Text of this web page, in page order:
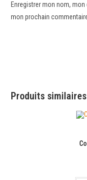
Enregistrer mon nom,
mon prochain
Produits similaires